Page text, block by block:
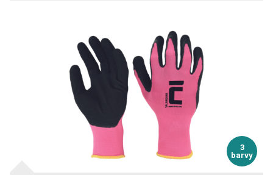
3
barvy